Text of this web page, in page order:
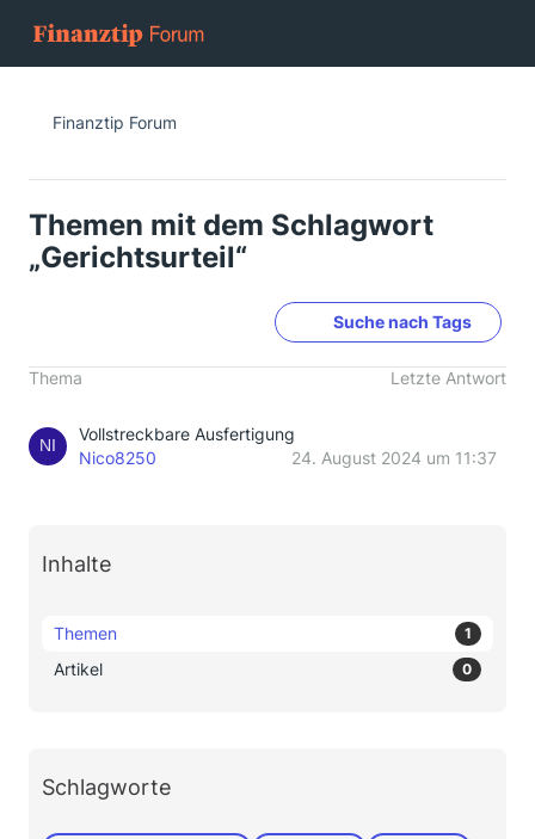
Finanztip Forum
Themen mit dem Schlagwort
„Gerichtsurteil“
Suche nach Tags
Thema Letzte Antwort
Vollstreckbare Ausfertigung
Nico8250
24. August 2024 um 11:37
Inhalte
Themen 1
Artikel 0
Schlagworte